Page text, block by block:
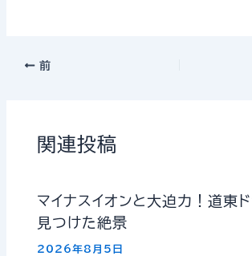
前
関連投稿
マイナスイオンと大迫力！道東
見つけた絶景
2026年8月5日